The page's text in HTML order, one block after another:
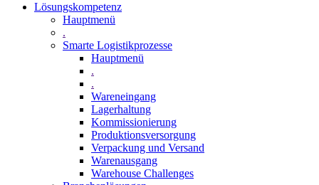
Lösungskompetenz
Hauptmenü
.
Smarte Logistikprozesse
Hauptmenü
.
.
Wareneingang
Lagerhaltung
Kommissionierung
Produktionsversorgung
Verpackung und Versand
Warenausgang
Warehouse Challenges